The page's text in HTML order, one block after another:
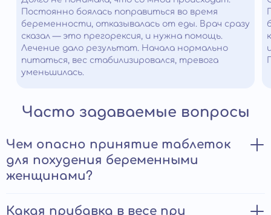
Постоянно боялась поправиться во время
беременности, отказывалась от еды. Врач сразу
сказал — это прегорексия, и нужна помощь.
Лечение дало результат. Начала нормально
питаться, вес стабилизировался, тревога
уменьшилась.
Часто задаваемые вопросы
Чем опасно принятие таблеток
для похудения беременными
женщинами?
Большинство препаратов для снижения веса содержат
Какая прибавка в весе при